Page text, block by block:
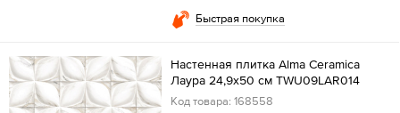
Быстрая покупка
Настенная плитка Alma Ceramica
Лаура 24,9x50 см TWU09LAR014
Код товара: 168558